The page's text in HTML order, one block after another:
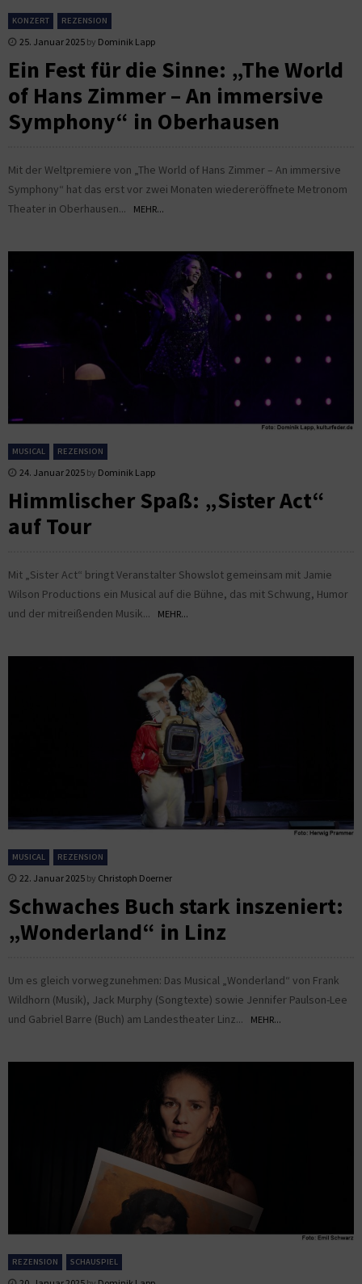
KONZERT REZENSION
25. Januar 2025 by Dominik Lapp
Ein Fest für die Sinne: „The World
of Hans Zimmer – An immersive
Symphony“ in Oberhausen
Mit der Weltpremiere von „The World of Hans Zimmer – An immersive
Symphony“ hat das erst vor zwei Monaten wiedereröffnete Metronom
Theater in Oberhausen...
MEHR...
MUSICAL REZENSION
24. Januar 2025 by Dominik Lapp
Himmlischer Spaß: „Sister Act“
auf Tour
Mit „Sister Act“ bringt Veranstalter Showslot gemeinsam mit Jamie
Wilson Productions ein Musical auf die Bühne, das mit Schwung, Humor
und der mitreißenden Musik...
MEHR...
MUSICAL REZENSION
22. Januar 2025 by Christoph Doerner
Schwaches Buch stark inszeniert:
„Wonderland“ in Linz
Um es gleich vorwegzunehmen: Das Musical „Wonderland“ von Frank
Wildhorn (Musik), Jack Murphy (Songtexte) sowie Jennifer Paulson-Lee
und Gabriel Barre (Buch) am Landestheater Linz...
MEHR...
REZENSION SCHAUSPIEL